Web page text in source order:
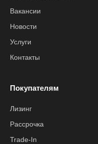
Вакансии
Новости
Услуги
Контакты
Покупателям
Лизинг
Рассрочка
Trade-In